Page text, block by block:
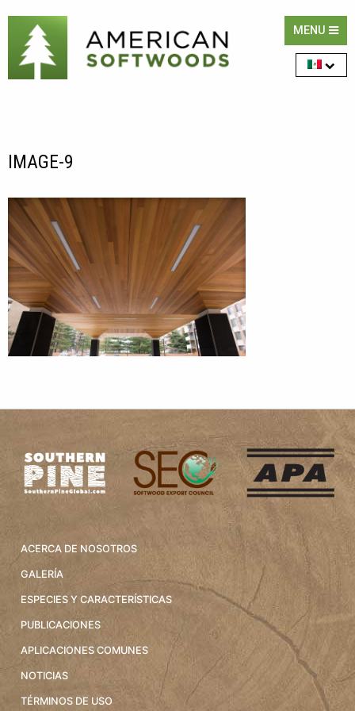
MENU
IMAGE-9
ACERCA DE NOSOTROS
GALERÍA
ESPECIES Y CARACTERÍSTICAS
PUBLICACIONES
APLICACIONES COMUNES
NOTICIAS
TÉRMINOS DE USO